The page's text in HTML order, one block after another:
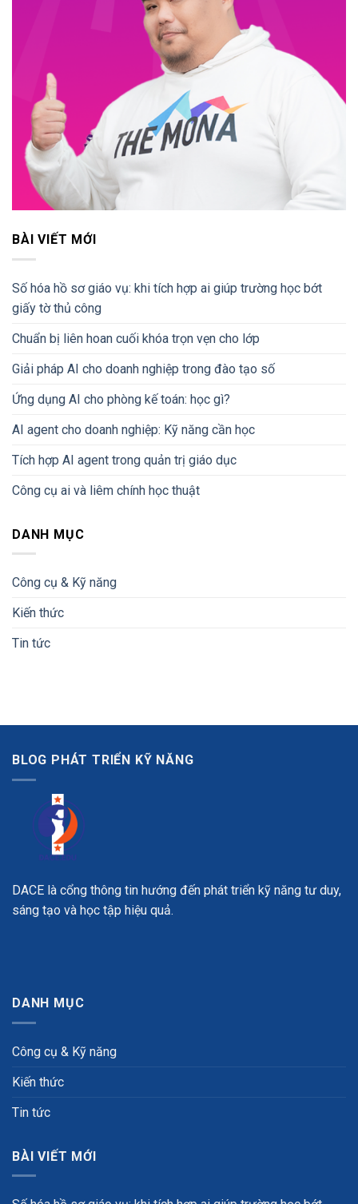
BÀI VIẾT MỚI
Số hóa hồ sơ giáo vụ: khi tích hợp ai giúp trường học bớt
giấy tờ thủ công
Chuẩn bị liên hoan cuối khóa trọn vẹn cho lớp
Giải pháp AI cho doanh nghiệp trong đào tạo số
Ứng dụng AI cho phòng kế toán: học gì?
AI agent cho doanh nghiệp: Kỹ năng cần học
Tích hợp AI agent trong quản trị giáo dục
Công cụ ai và liêm chính học thuật
DANH MỤC
Công cụ & Kỹ năng
Kiến thức
Tin tức
BLOG PHÁT TRIỂN KỸ NĂNG
DACE là cổng thông tin hướng đến phát triển kỹ năng tư duy,
sáng tạo và học tập hiệu quả.
DANH MỤC
Công cụ & Kỹ năng
Kiến thức
Tin tức
BÀI VIẾT MỚI